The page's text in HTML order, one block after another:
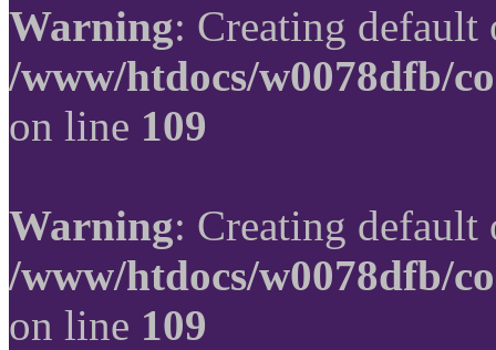
Warning: Creating
/www/htdocs/w0078dfb/
on line 109
Warning: Creating
/www/htdocs/w0078dfb/
on line 109